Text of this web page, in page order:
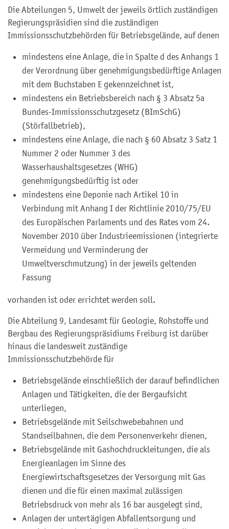
Die Abteilungen 5, Umwelt der jeweils örtlich zuständigen
Regierungspräsidien sind die zuständigen
Immissionsschutzbehörden für Betriebsgelände, auf denen
mindestens eine Anlage, die in Spalte d des Anhangs 1
der Verordnung über genehmigungsbedürftige Anlagen
mit dem Buchstaben E gekennzeichnet ist,
mindestens ein Betriebsbereich nach § 3 Absatz 5a
Bundes-Immissionsschutzgesetz (BImSchG)
(Störfallbetrieb),
mindestens eine Anlage, die nach § 60 Absatz 3 Satz 1
Nummer 2 oder Nummer 3 des
Wasserhaushaltsgesetzes (WHG)
genehmigungsbedürftig ist oder
mindestens eine Deponie nach Artikel 10 in
Verbindung mit Anhang I der Richtlinie 2010/75/EU
des Europäischen Parlaments und des Rates vom 24.
November 2010 über Industrieemissionen (integrierte
Vermeidung und Verminderung der
Umweltverschmutzung) in der jeweils geltenden
Fassung
vorhanden ist oder errichtet werden soll.
Die Abteilung 9, Landesamt für Geologie, Rohstoffe und
Bergbau des Regierungspräsidiums Freiburg ist darüber
hinaus die landesweit zuständige
Immissionsschutzbehörde für
Betriebsgelände einschließlich der darauf befindlichen
Anlagen und Tätigkeiten, die der Bergaufsicht
unterliegen,
Betriebsgelände mit Seilschwebebahnen und
Standseilbahnen, die dem Personenverkehr dienen,
Betriebsgelände mit Gashochdruckleitungen, die als
Energieanlagen im Sinne des
Energiewirtschaftsgesetzes der Versorgung mit Gas
dienen und die für einen maximal zulässigen
Betriebsdruck von mehr als 16 bar ausgelegt sind,
Anlagen der untertägigen Abfallentsorgung und